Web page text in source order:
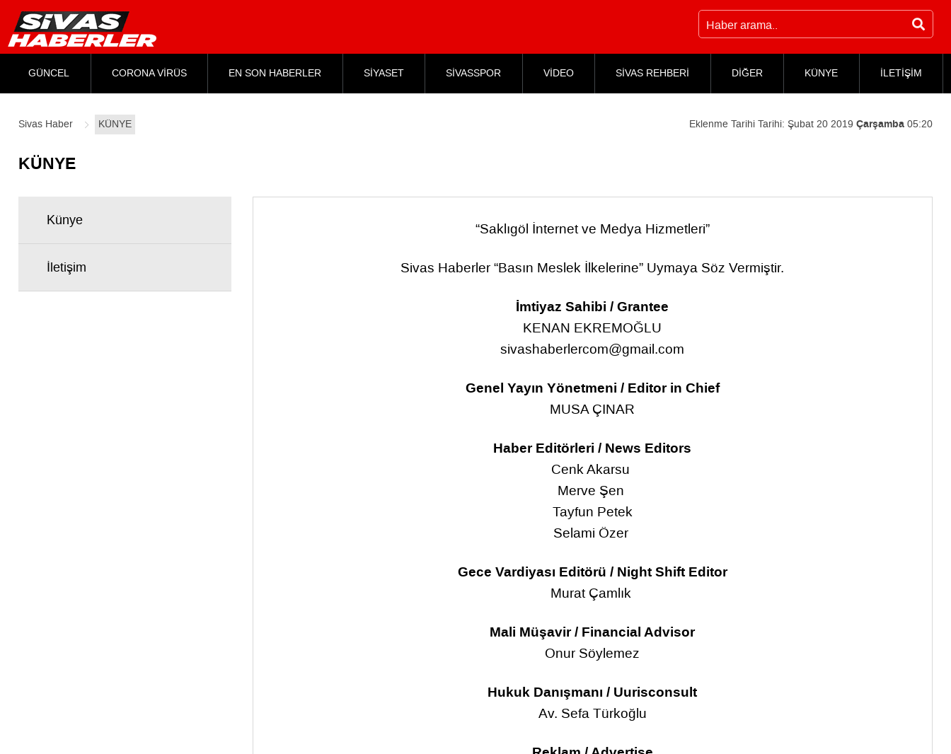
GÜNCEL CORONA VİRÜS EN SON HABERLER SİYASET SİVASSPOR VİDEO SİVAS REHBERİ DİĞER KÜNYE İLETİŞİM
Sivas Haber KÜNYE Eklenme Tarihi Tarihi: Şubat 20 2019 Çarşamba 05:20
KÜNYE
Künye
İletişim
“Saklıgöl İnternet ve Medya Hizmetleri”
Sivas Haberler “Basın Meslek İlkelerine” Uymaya Söz Vermiştir.
İmtiyaz Sahibi / Grantee
KENAN EKREMOĞLU
sivashaberlercom@gmail.com
Genel Yayın Yönetmeni / Editor in Chief
MUSA ÇINAR
Haber Editörleri / News Editors
Cenk Akarsu
Merve Şen
Tayfun Petek
Selami Özer
Gece Vardiyası Editörü / Night Shift Editor
Murat Çamlık
Mali Müşavir / Financial Advisor
Onur Söylemez
Hukuk Danışmanı / Uurisconsult
Av. Sefa Türkoğlu